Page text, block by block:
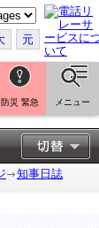
元
防災 緊急 メニュー
知事日誌